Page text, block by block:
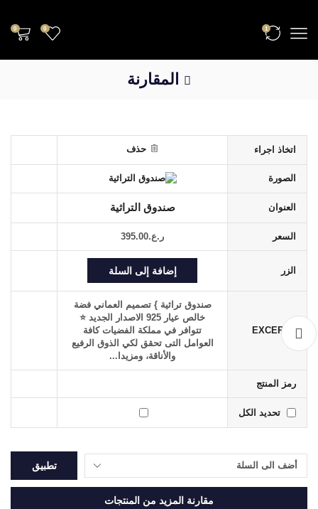
1
0
0
المقارنة
اتخاذ اجراء حذف
الصورة
العنوان صندوق التراثية
السعر ر.ع.395.00
الزر إضافة إلى السلة
EXCERPT
صندوق تراثية } تصميم العماني فضة
خالص عيار 925 الاصدار الجديد ⭐️
تتوافر في مملكة الفضيات كافة
العوامل التى تحقق لكي الذوق الرفيع
والأناقة، ومزيدا...
رمز المنتج
تحديد الكل
تطبيق
مقارنة المزيد من المنتجات